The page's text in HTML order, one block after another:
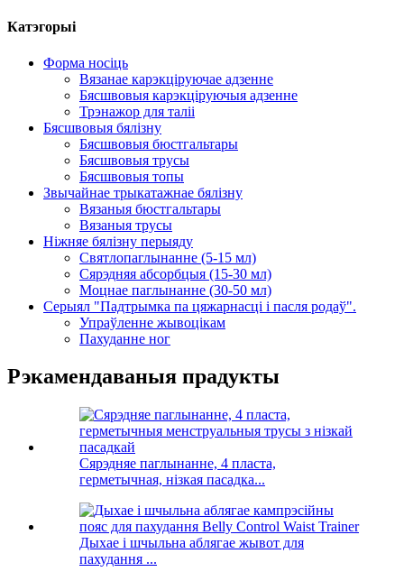
Катэгорыі
Форма носіць
Вязанае карэкціруючае адзенне
Бясшвовыя карэкціруючыя адзенне
Трэнажор для таліі
Бясшвовыя бялізну
Бясшвовыя бюстгальтары
Бясшвовыя трусы
Бясшвовыя топы
Звычайнае трыкатажнае бялізну
Вязаныя бюстгальтары
Вязаныя трусы
Ніжняе бялізну перыяду
Святлопаглынанне (5-15 мл)
Сярэдняя абсорбцыя (15-30 мл)
Моцнае паглынанне (30-50 мл)
Серыял "Падтрымка па цяжарнасці і пасля родаў".
Упраўленне жывоцікам
Пахуданне ног
Рэкамендаваныя прадукты
Сярэдняе паглынанне, 4 пласта,
герметычная, нізкая пасадка...
Дыхае і шчыльна аблягае жывот для
пахудання ...